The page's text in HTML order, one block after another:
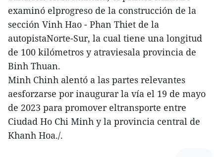
examinó elprogreso de la construcción de la
sección Vinh Hao - Phan Thiet de la
autopistaNorte-Sur, la cual tiene una longitud
de 100 kilómetros y atraviesala provincia de
Binh Thuan.
Minh Chinh alentó a las partes relevantes
aesforzarse por inaugurar la vía el 19 de mayo
de 2023 para promover eltransporte entre
Ciudad Ho Chi Minh y la provincia central de
Khanh Hoa./.